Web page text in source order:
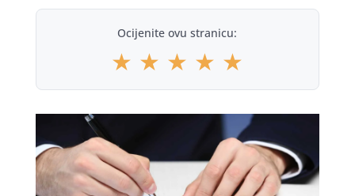
Ocijenite ovu stranicu:
★ ★ ★ ★ ★